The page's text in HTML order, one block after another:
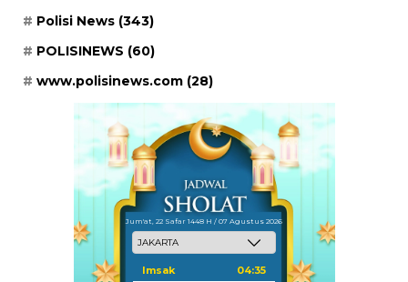
Polisi News (343)
POLISINEWS (60)
www.polisinews.com (28)
Jum'at, 22 Safar 1448 H / 07 Agustus 2026
Imsak 04:35